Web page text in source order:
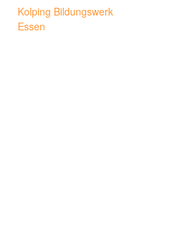
Kolping Bildungswerk
Essen